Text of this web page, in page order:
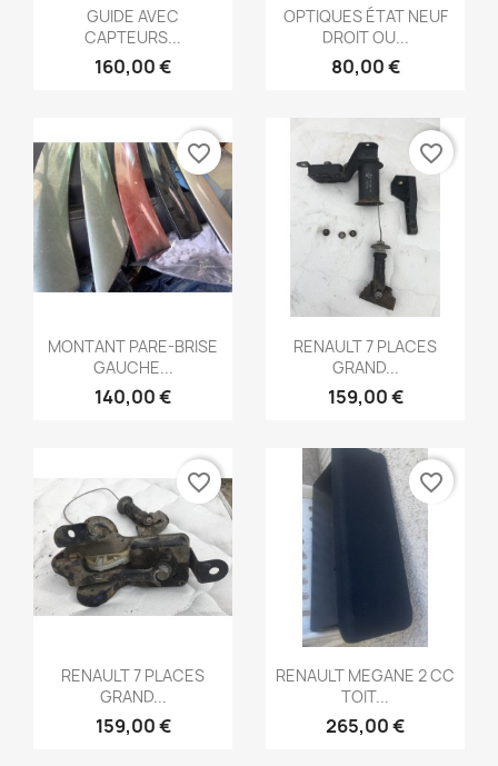
Aperçu rapide
GUIDE AVEC
CAPTEURS...
160,00 €
Aperçu rapide
OPTIQUES ÉTAT NEUF
DROIT OU...
80,00 €
Aperçu rapide
MONTANT PARE-BRISE
GAUCHE...
140,00 €
favorite_border
Aperçu rapide
RENAULT 7 PLACES
GRAND...
159,00 €
favorite_border
Aperçu rapide
RENAULT 7 PLACES
GRAND...
159,00 €
favorite_border
Aperçu rapide
RENAULT MEGANE 2 CC
TOIT...
265,00 €
favorite_border